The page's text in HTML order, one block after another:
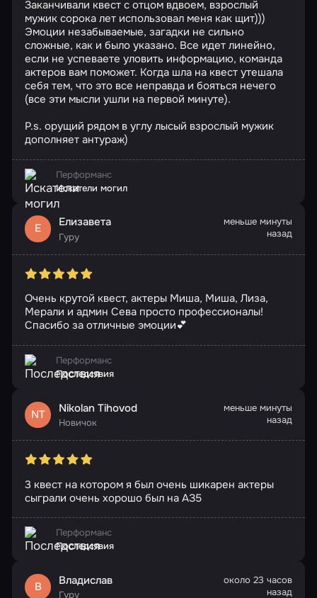
Заканчивали квест с отцом вдвоем, взрослый
мужик сорока лет использовал меня как щит)))
Эмоции незабываемые, загадки не сильно
сложные, как и было указано. Все идет линейно,
если не успеваете уловить информацию, команда
актеров вам поможет. Когда шла на квест утешала
себя тем, что это все неправда и бояться нечего
(все эти мысли ушли на первой минуте).
P.s. орущий рядом в углу лысый взрослый мужик
дополняет антураж)
Перформанс
Искатели могил
Е Елизавета
Гуру
меньше минуты
назад
Очень крутой квест, актеры Миша, Миша, Лиза,
Мерали и админ Сева просто профессионалы!
Спасибо за отличные эмоции💕
Перформанс
Последствия
NT Nikolan Tihovod
Новичок
меньше минуты
назад
3 квест на котором я был очень шикарен актеры
сыграли очень хорошо был на АЗ5
Перформанс
Последствия
В Владислав
Гуру
около 23 часов
назад